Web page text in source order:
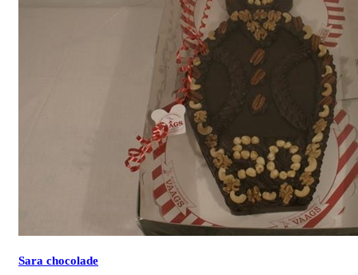
Sara chocolade